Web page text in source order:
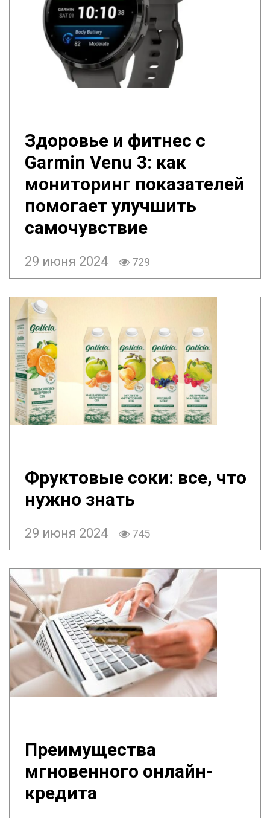
Здоровье и фитнес с
Garmin Venu 3: как
мониторинг показателей
помогает улучшить
самочувствие
29 июня 2024 729
Фруктовые соки: все, что
нужно знать
29 июня 2024 745
Преимущества
мгновенного онлайн-
кредита